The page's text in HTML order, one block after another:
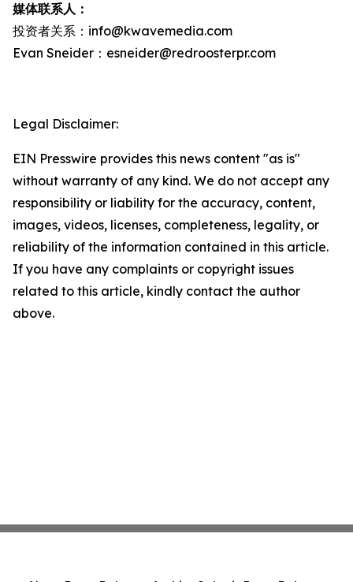
媒体联系人：
投资者关系：info@kwavemedia.com
Evan Sneider：esneider@redroosterpr.com
Legal Disclaimer:
EIN Presswire provides this news content "as is"
without warranty of any kind. We do not accept any
responsibility or liability for the accuracy, content,
images, videos, licenses, completeness, legality, or
reliability of the information contained in this article.
If you have any complaints or copyright issues
related to this article, kindly contact the author
above.